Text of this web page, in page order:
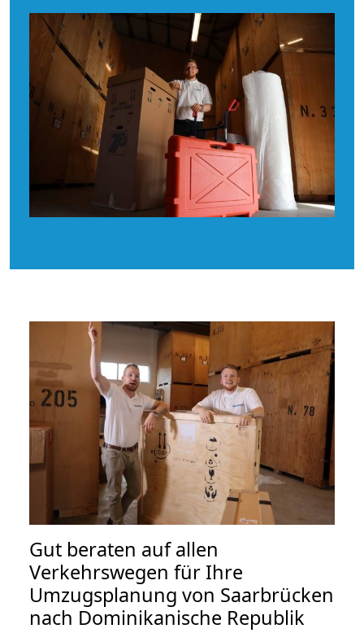
Gut beraten auf allen
Verkehrswegen für Ihre
Umzugsplanung von Saarbrücken
nach Dominikanische Republik